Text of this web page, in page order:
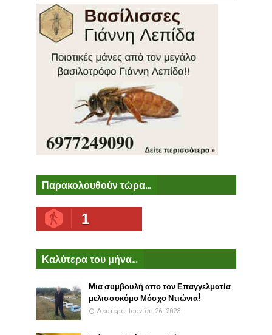
Παρακολουθούν τώρα...
1
Καλύτερα του μήνα...
Μια συμβουλή απο τον Επαγγελματία
μελισσοκόμο Μόσχο Ντιώνια!
Δευτέρα, Ιουνίου 26, 2023